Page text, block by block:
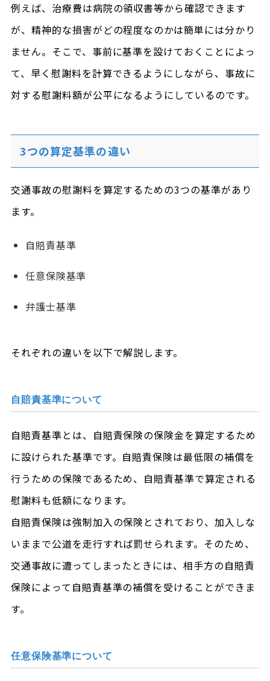
例えば、治療費は病院の領収書等から確認できます
が、精神的な損害がどの程度なのかは簡単には分かり
ません。そこで、事前に基準を設けておくことによっ
て、早く慰謝料を計算できるようにしながら、事故に
対する慰謝料額が公平になるようにしているのです。
3つの算定基準の違い
交通事故の慰謝料を算定するための3つの基準があり
ます。
自賠責基準
任意保険基準
弁護士基準
それぞれの違いを以下で解説します。
自賠責基準について
自賠責基準とは、自賠責保険の保険金を算定するため
に設けられた基準です。自賠責保険は最低限の補償を
行うための保険であるため、自賠責基準で算定される
慰謝料も低額になります。
自賠責保険は強制加入の保険とされており、加入しな
いままで公道を走行すれば罰せられます。そのため、
交通事故に遭ってしまったときには、相手方の自賠責
保険によって自賠責基準の補償を受けることができま
す。
任意保険基準について